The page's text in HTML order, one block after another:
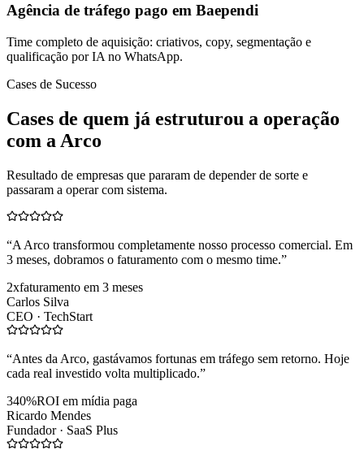
Agência de tráfego pago em Baependi
Time completo de aquisição: criativos, copy, segmentação e
qualificação por IA no WhatsApp.
Cases de Sucesso
Cases de quem já estruturou a operação
com a Arco
Resultado de empresas que pararam de depender de sorte e
passaram a operar com sistema.
“A Arco transformou completamente nosso processo comercial. Em
3 meses, dobramos o faturamento com o mesmo time.”
2xfaturamento em 3 meses
Carlos Silva
CEO · TechStart
“Antes da Arco, gastávamos fortunas em tráfego sem retorno. Hoje
cada real investido volta multiplicado.”
340%ROI em mídia paga
Ricardo Mendes
Fundador · SaaS Plus